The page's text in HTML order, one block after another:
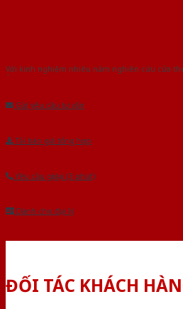
Với kinh nghiệm nhiêu năm nghiên cứu cửa
Gửi yêu cầu tư vấn
Tải báo giá tổng hợp
Yêu cầu gọi lại (3 phút)
Dành cho đại lý
ĐỐI TÁC KHÁCH